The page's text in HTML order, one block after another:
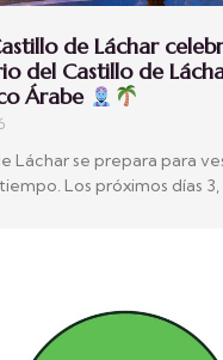
de Láchar
del Castillo de
Árabe
Láchar se prepara para
Los próximos días 3,